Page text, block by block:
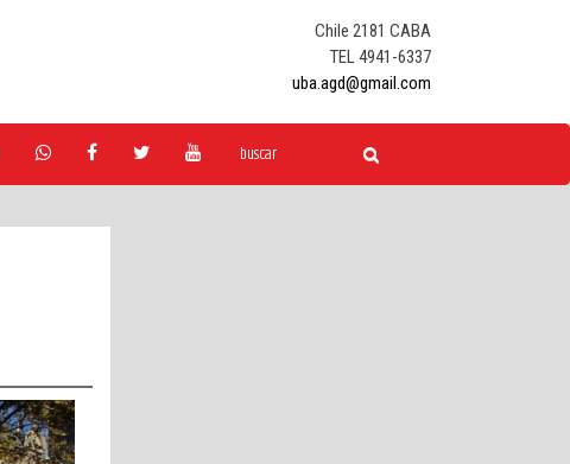
Chile 2181 CABA
TEL 4941-6337
uba.agd@gmail.com